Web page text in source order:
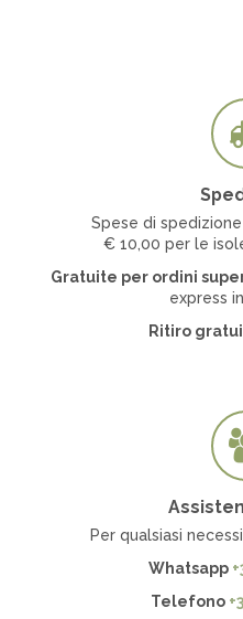
Spese di spedizione
€ 10,00 per le
Gratuite per ordini
express
Ritiro
Per qualsiasi
Whatsapp
Telefono